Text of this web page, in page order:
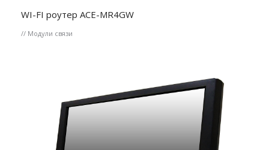
WI-FI роутер ACE-MR4GW
// Модули связи